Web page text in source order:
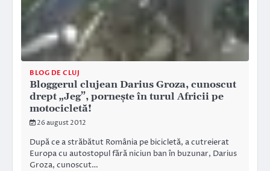
BLOG DE CLUJ
Bloggerul clujean Darius Groza, cunoscut
drept „Jeg”, porneşte în turul Africii pe
motocicletă!
26 august 2012
După ce a străbătut România pe bicicletă, a cutreierat
Europa cu autostopul fără niciun ban în buzunar, Darius
Groza, cunoscut…